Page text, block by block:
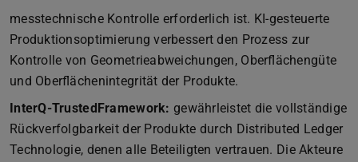
messtechnische Kontrolle erforderlich ist. KI-gesteuerte
Produktionsoptimierung verbessert den Prozess zur
Kontrolle von Geometrieabweichungen, Oberflächengüte
und Oberflächenintegrität der Produkte.
InterQ-TrustedFramework: gewährleistet die vollständige
Rückverfolgbarkeit der Produkte durch Distributed Ledger
Technologie, denen alle Beteiligten vertrauen. Die Akteure